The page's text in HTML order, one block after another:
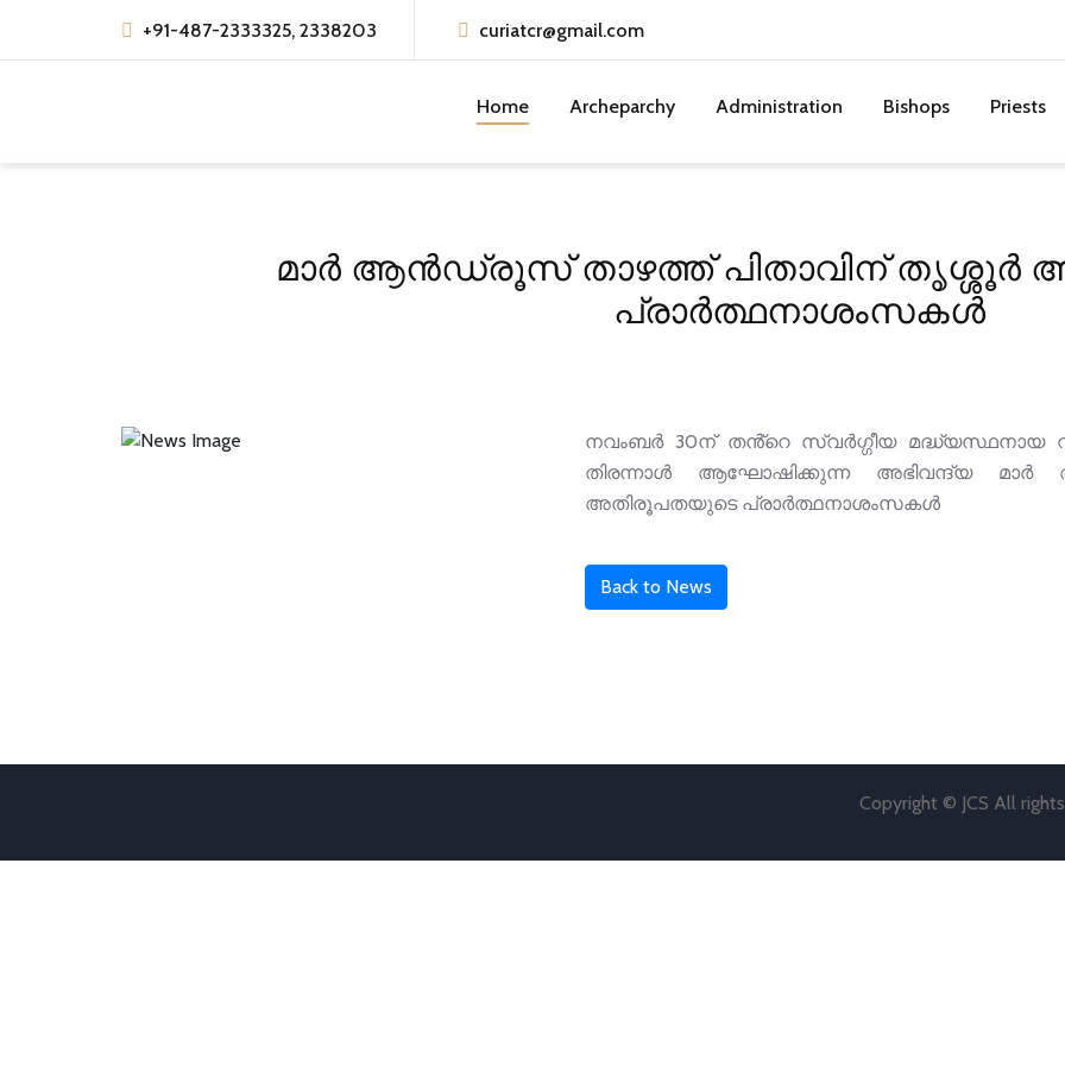
+91-487-2333325, 2338203 curiatcr@gmail.com
Home Archeparchy Administration Bishops Priests
മാർ ആൻഡ്രൂസ് താഴത്ത് പിതാവിന് തൃശ്ശൂർ
പ്രാർത്ഥനാശംസകൾ
നവംബർ 30ന് തൻ്റെ സ്വർഗ്ഗീയ
തിരന്നാൾ ആഘോഷിക്കുന്ന അഭിവന്ദ്യ
അതിരൂപതയുടെ പ്രാർത്ഥനാശംസകൾ
Back to News
Copyright © JCS All